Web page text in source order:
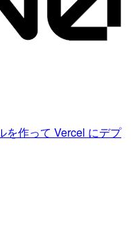
を作って Vercel にデプ